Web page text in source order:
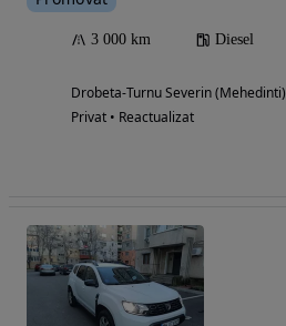
3 000 km Diesel
Drobeta-Turnu Severin (Mehedinti)
Privat • Reactualizat